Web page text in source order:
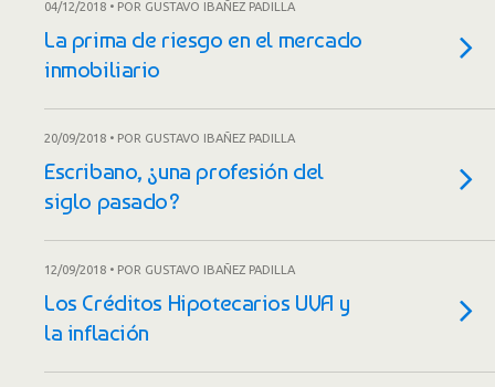
04/12/2018 • POR GUSTAVO IBAÑEZ PADILLA
La prima de riesgo en el mercado
inmobiliario
20/09/2018 • POR GUSTAVO IBAÑEZ PADILLA
Escribano, ¿una profesión del
siglo pasado?
12/09/2018 • POR GUSTAVO IBAÑEZ PADILLA
Los Créditos Hipotecarios UVA y
la inflación